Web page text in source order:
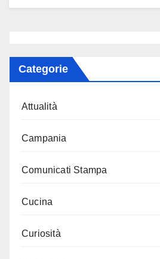
Categorie
Attualità
Campania
Comunicati Stampa
Cucina
Curiosità